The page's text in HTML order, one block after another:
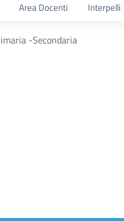
Area Docenti Interpelli
-Secondaria